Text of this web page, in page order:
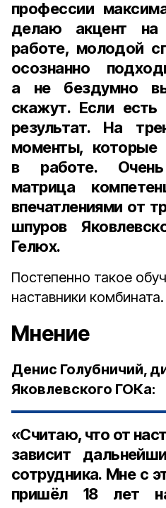
профессии
делаю акцент на
работе, молодой
осознанно
а не бездумно
скажут. Если есть
результат. На
моменты, которые
в работе. Очень
матрица
впечатлениями от
шпуров
Гелюх.
Постепенно такое
наставники комбината.
Мнение
Денис Голубничий,
Яковлевского ГОКа:
«Считаю, что от
зависит
сотрудника. Мне с
пришёл 18 лет